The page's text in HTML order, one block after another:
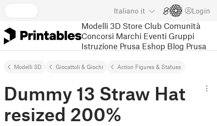
Italiano it Login
Modelli 3D Store Club Comunità
Concorsi Marchi Eventi Gruppi
Istruzione Prusa Eshop Blog Prusa
Modelli 3D Giocattoli & Giochi Action Figures & Statues
Dummy 13 Straw Hat
resized 200%